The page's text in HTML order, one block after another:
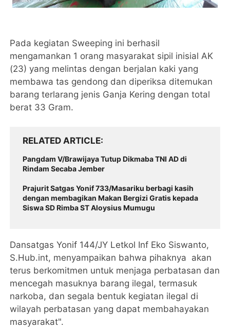
Pada kegiatan Sweeping ini berhasil
mengamankan 1 orang masyarakat sipil inisial AK
(23) yang melintas dengan berjalan kaki yang
membawa tas gendong dan diperiksa ditemukan
barang terlarang jenis Ganja Kering dengan total
berat 33 Gram.
RELATED ARTICLE
Pangdam V/Brawijaya Tutup Dikmaba TNI AD di
Rindam Secaba Jember
Prajurit Satgas Yonif 733/Masariku berbagi kasih
dengan membagikan Makan Bergizi Gratis kepada
Siswa SD Rimba ST Aloysius Mumugu
Dansatgas Yonif 144/JY Letkol Inf Eko Siswanto,
S.Hub.int, menyampaikan bahwa pihaknya akan
terus berkomitmen untuk menjaga perbatasan dan
mencegah masuknya barang ilegal, termasuk
narkoba, dan segala bentuk kegiatan ilegal di
wilayah perbatasan yang dapat membahayakan
masyarakat".